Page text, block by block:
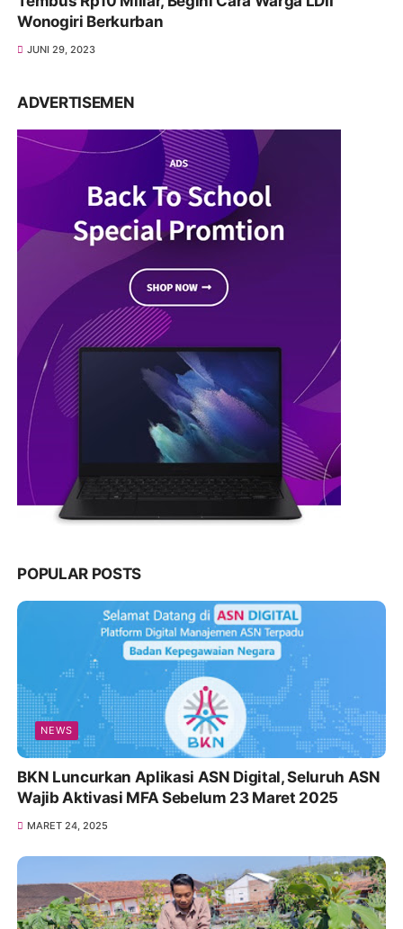
Wonogiri Berkurban
JUNI 29, 2023
ADVERTISEMEN
POPULAR POSTS
NEWS
BKN Luncurkan Aplikasi ASN Digital, Seluruh ASN
Wajib Aktivasi MFA Sebelum 23 Maret 2025
MARET 24, 2025